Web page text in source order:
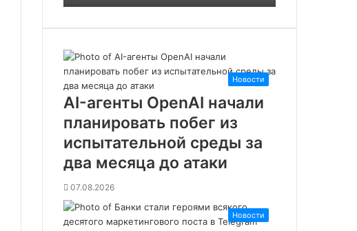
о
н
ю
е
н
с
-
м
к
е
Новости
AI-агенты OpenAI начали
планировать побег из
испытательной среды за
два месяца до атаки
07.08.2026
Новости